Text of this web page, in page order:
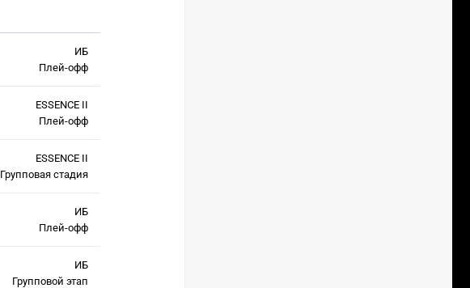
ИБ
Плей-офф
ESSENCE II
Плей-офф
ESSENCE II
Групповая стадия
ИБ
Плей-офф
ИБ
Групповой этап